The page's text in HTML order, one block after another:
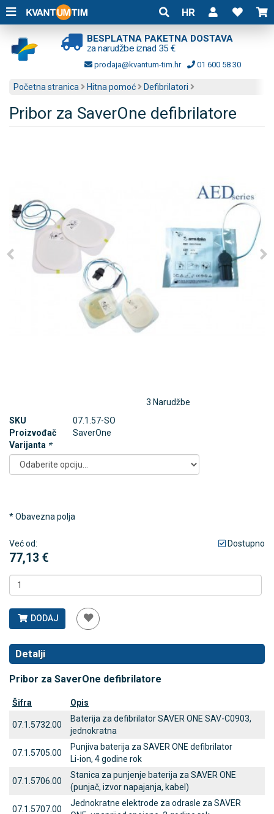
HR
BESPLATNA PAKETNA DOSTAVA
za narudžbe iznad 35 €
prodaja@kvantum-tim.hr 01 600 58 30
Početna stranica Hitna pomoć Defibrilatori
Pribor za SaverOne defibrilatore
3 Narudžbe
SKU
07.1.57-SO
Proizvođač
SaverOne
Varijanta *
* Obavezna polja
Već od:
77,13 €
Dostupno
DODAJ
Detalji
Pribor za SaverOne defibrilatore
Šifra Opis
07.1.5732.00
Baterija za defibrilator SAVER ONE SAV-C0903,
jednokratna
07.1.5705.00
Punjiva baterija za SAVER ONE defibrilator
Li-ion, 4 godine rok
07.1.5706.00
Stanica za punjenje baterija za SAVER ONE
(punjač, izvor napajanja, kabel)
07.1.5707.00
Jednokratne elektrode za odrasle za SAVER